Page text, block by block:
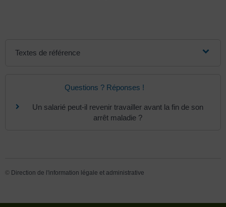
Textes de référence
Questions ? Réponses !
Un salarié peut-il revenir travailler avant la fin de son
arrêt maladie ?
© Direction de l'information légale et administrative